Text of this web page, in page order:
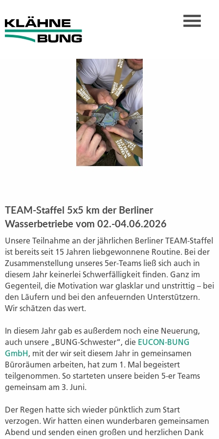
TEAM-Staffel 5x5 km der Berliner
Wasserbetriebe vom 02.-04.06.2026
Unsere Teilnahme an der jährlichen Berliner TEAM-Staffel
ist bereits seit 15 Jahren liebgewonnene Routine. Bei der
Zusammenstellung unseres 5er-Teams ließ sich auch in
diesem Jahr keinerlei Schwerfälligkeit finden. Ganz im
Gegenteil, die Motivation war glasklar und unstrittig – bei
den Läufern und bei den anfeuernden Unterstützern.
Wir schätzen das wert.
In diesem Jahr gab es außerdem noch eine Neuerung,
auch unsere „BUNG-Schwester“, die EUCON-BUNG
GmbH, mit der wir seit diesem Jahr in gemeinsamen
Büroräumen arbeiten, hat zum 1. Mal begeistert
teilgenommen. So starteten unsere beiden 5-er Teams
gemeinsam am 3. Juni.
Der Regen hatte sich wieder pünktlich zum Start
verzogen. Wir hatten einen wunderbaren gemeinsamen
Abend und senden einen großen und herzlichen Dank